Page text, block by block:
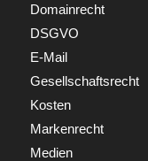
Domainrecht
DSGVO
E-Mail
Gesellschaftsrecht
Kosten
Markenrecht
Medien